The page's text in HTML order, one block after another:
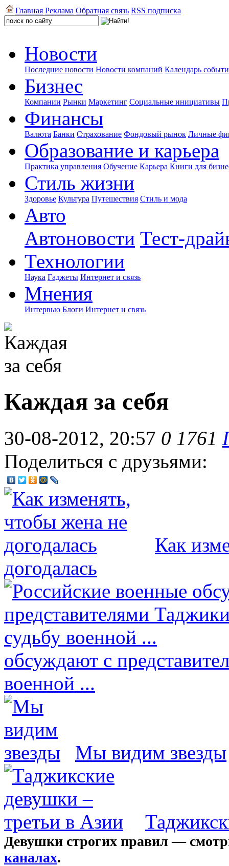
Главная Реклама Обратная связь RSS подписка
Новости
Последние новости Новости компаний Календарь
Бизнес
Компании Рынки Маркетинг Социальные инициативы
Финансы
Валюта Банки Страхование Фондовый рынок Личные
Образование и карьера
Практика управления Обучение Карьера Книги для
Стиль жизни
Здоровье Культура Путешествия Стиль и мода
Авто
Автоновости Тест-
Технологии
Наука Гаджеты Интернет и связь
Мнения
Интервью Блоги Интернет и связь
Каждая за себя
30-08-2012, 20:57 0 1761
Поделиться с друзьями:
Как
догодалась
обсуждают с
военной ...
Мы видим звезды
Девушки строгих правил —
каналах.